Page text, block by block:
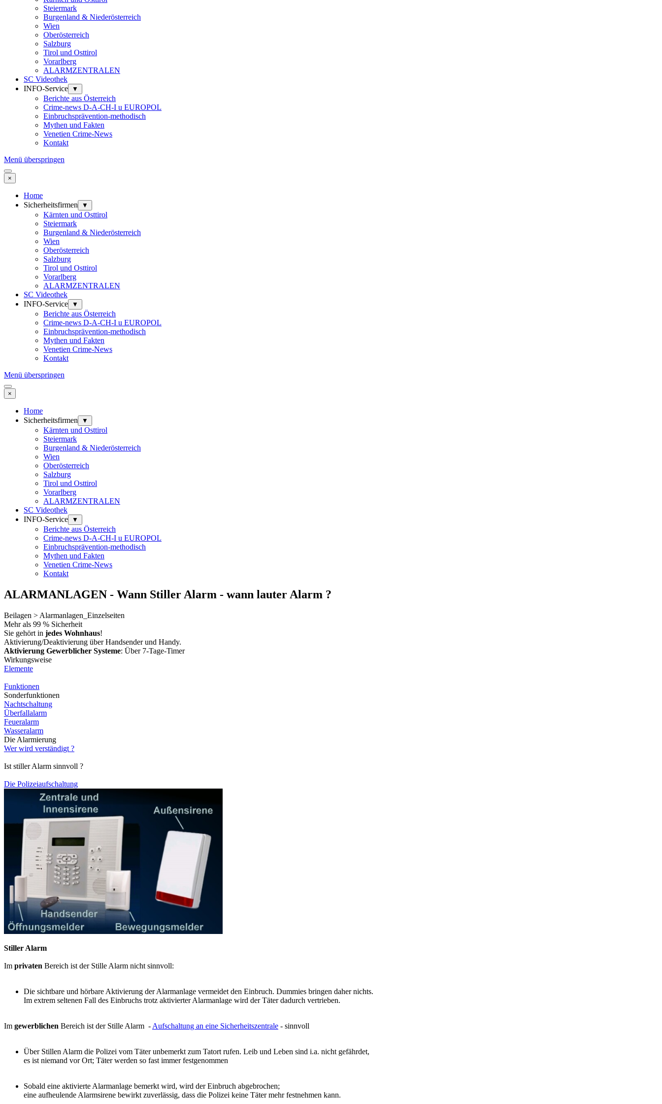
Steiermark
Burgenland & Niederösterreich
Wien
Oberösterreich
Salzburg
Tirol und Osttirol
Vorarlberg
ALARMZENTRALEN
SC Videothek
INFO-Service
▼
Berichte aus Österreich
Crime-news D-A-CH-I u EUROPOL
Einbruchsprävention-methodisch
Mythen und Fakten
Venetien Crime-News
Kontakt
Menü überspringen
×
Home
Sicherheitsfirmen
▼
Kärnten und Osttirol
Steiermark
Burgenland & Niederösterreich
Wien
Oberösterreich
Salzburg
Tirol und Osttirol
Vorarlberg
ALARMZENTRALEN
SC Videothek
INFO-Service
▼
Berichte aus Österreich
Crime-news D-A-CH-I u EUROPOL
Einbruchsprävention-methodisch
Mythen und Fakten
Venetien Crime-News
Kontakt
Menü überspringen
×
Home
Sicherheitsfirmen
▼
Kärnten und Osttirol
Steiermark
Burgenland & Niederösterreich
Wien
Oberösterreich
Salzburg
Tirol und Osttirol
Vorarlberg
ALARMZENTRALEN
SC Videothek
INFO-Service
▼
Berichte aus Österreich
Crime-news D-A-CH-I u EUROPOL
Einbruchsprävention-methodisch
Mythen und Fakten
Venetien Crime-News
Kontakt
ALARMANLAGEN - Wann Stiller Alarm - wann lauter Alarm ?
Beilagen > Alarmanlagen_Einzelseiten
Mehr als 99 % Sicherheit
Sie gehört in jedes Wohnhaus!
Aktivierung/Deaktivierung über Handsender und Handy.
Aktivierung Gewerblicher Systeme: Über 7-Tage-Timer
Wirkungsweise
Elemente
Funktionen
Sonderfunktionen
Nachtschaltung
Überfallalarm
Feueralarm
Wasseralarm
Die Alarmierung
Wer wird verständigt ?
Ist stiller Alarm sinnvoll ?
Die Polizeiaufschaltung
Stiller Alarm
Im privaten Bereich ist der Stille Alarm nicht sinnvoll:
Die sichtbare und hörbare Aktivierung der Alarmanlage vermeidet den Einbruch. Dummies bringen daher nichts.
Im extrem seltenen Fall des Einbruchs trotz aktivierter Alarmanlage wird der Täter dadurch vertrieben.
Im gewerblichen Bereich ist der Stille Alarm - Aufschaltung an eine Sicherheitszentrale - sinnvoll
Über Stillen Alarm die Polizei vom Täter unbemerkt zum Tatort rufen. Leib und Leben sind i.a. nicht gefährdet,
es ist niemand vor Ort; Täter werden so fast immer festgenommen
Sobald eine aktivierte Alarmanlage bemerkt wird, wird der Einbruch abgebrochen;
eine aufheulende Alarmsirene bewirkt zuverlässig, dass die Polizei keine Täter mehr festnehmen kann.